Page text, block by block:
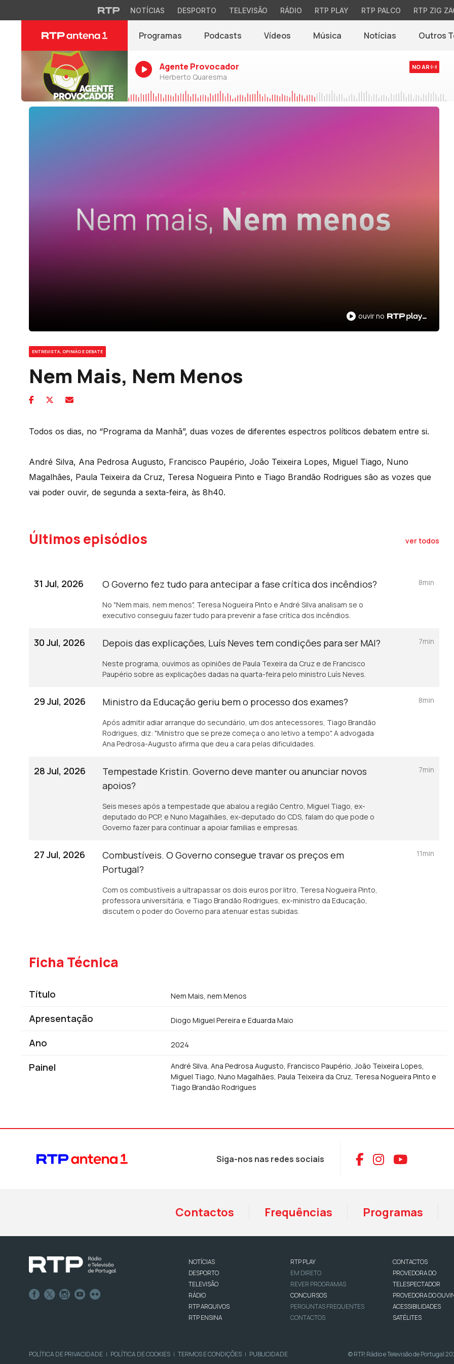
NOTÍCIAS DESPORTO TELEVISÃO RÁDIO RTP PLAY RTP PALCO RTP ZIG
Programas Podcasts Vídeos Música Notícias(abre em nova
Outros
Agente Provocador
Herberto Quaresma
NO AR
ouvir no
ENTREVISTA, OPINIÃO E DEBATE
Nem Mais, Nem Menos
Todos os dias, no “Programa da Manhã”, duas vozes de diferentes espectros políticos debatem entre si.
André Silva, Ana Pedrosa Augusto, Francisco Paupério, João Teixeira Lopes, Miguel Tiago, Nuno
Magalhães, Paula Teixeira da Cruz, Teresa Nogueira Pinto e Tiago Brandão Rodrigues são as vozes que
vai poder ouvir, de segunda a sexta-feira, às 8h40.
Últimos episódios ver todos
31 Jul, 2026 O Governo fez tudo para antecipar a fase crítica dos incêndios?
No "Nem mais, nem menos", Teresa Nogueira Pinto e André Silva analisam se o
executivo conseguiu fazer tudo para prevenir a fase crítica dos incêndios.
8min
30 Jul, 2026 Depois das explicações, Luís Neves tem condições para ser MAI?
Neste programa, ouvimos as opiniões de Paula Texeira da Cruz e de Francisco
Paupério sobre as explicações dadas na quarta-feira pelo ministro Luís Neves.
7min
29 Jul, 2026 Ministro da Educação geriu bem o processo dos exames?
Após admitir adiar arranque do secundário, um dos antecessores, Tiago Brandão
Rodrigues, diz: "Ministro que se preze começa o ano letivo a tempo". A advogada
Ana Pedrosa-Augusto afirma que deu a cara pelas dificuldades.
8min
28 Jul, 2026
Tempestade Kristin. Governo deve manter ou anunciar novos
apoios?
Seis meses após a tempestade que abalou a região Centro, Miguel Tiago, ex-
deputado do PCP, e Nuno Magalhães, ex-deputado do CDS, falam do que pode o
Governo fazer para continuar a apoiar familias e empresas.
7min
27 Jul, 2026
Combustíveis. O Governo consegue travar os preços em
Portugal?
Com os combustíveis a ultrapassar os dois euros por litro, Teresa Nogueira Pinto,
professora universitária, e Tiago Brandão Rodrigues, ex-ministro da Educação,
discutem o poder do Governo para atenuar estas subidas.
11min
Ficha Técnica
Título Nem Mais, nem Menos
Apresentação Diogo Miguel Pereira e Eduarda Maio
Ano 2024
Painel
André Silva, Ana Pedrosa Augusto, Francisco Paupério, João Teixeira Lopes,
Miguel Tiago, Nuno Magalhães, Paula Teixeira da Cruz, Teresa Nogueira Pinto e
Tiago Brandão Rodrigues
Siga-nos nas redes sociais Aceder ao
Aceder ao
Aceder
Contactos Frequências Programas
NOTÍCIAS
DESPORTO
TELEVISÃO
RÁDIO
RTP ARQUIVOS
RTP ENSINA
RTP PLAY
EM DIRETO
REVER PROGRAMAS
CONCURSOS
PERGUNTAS FREQUENTES
CONTACTOS
CONTACTOS
PROVEDORA DO
TELESPECTADOR
PROVEDORA DO
ACESSIBILIDADES
SATÉLITES
POLÍTICA DE PRIVACIDADE | POLÍTICA DE COOKIES | TERMOS E CONDIÇÕES | PUBLICIDADE © RTP, Rádio e Televisão de Portugal